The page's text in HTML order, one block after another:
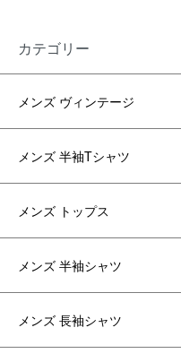
カテゴリー
メンズ ヴィンテージ
メンズ 半袖Tシャツ
メンズ トップス
メンズ 半袖シャツ
メンズ 長袖シャツ